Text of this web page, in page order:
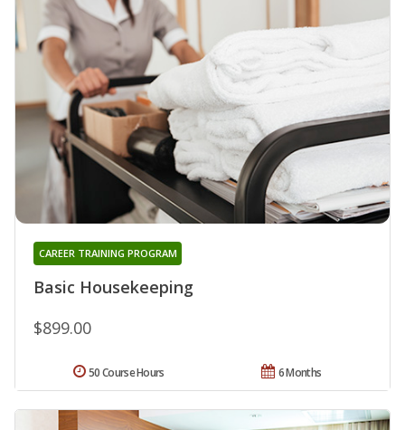
Basic Housekeeping
CAREER TRAINING PROGRAM
$899.00
6 Months
50 Course Hours